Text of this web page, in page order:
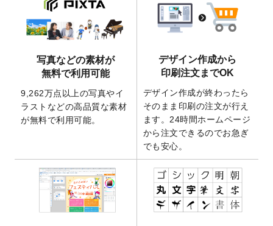
りました！
2025/12/22
【新商品】アクリルキーホルダーが作成で
きるようになりました！
2025/12/22
2026年版4月始まりのカレンダーデザイン
テンプレート
を公開いたしました。
開いたしました。
2025/9/30
【新商品】クリアファイルバッグ が作成で
きるようになりました！
2026年午年の年賀状デザインテンプレート
を公開いたしました。
2025/9/10
喪中はがき・寒中見舞いのデザインテンプ
レートを公開いたしました。
2025/8/1
9,160万点以上の写真やイラスト素材が無料
写真などの素材が
無料で利用可能
9,262万点以上の写真やイ
ラストなどの高品質な素材
が無料で利用可能。
デザイン作成から
印刷注文までOK
デザイン作成が終わったら
そのまま印刷の注文が行え
ます。24時間ホームページ
から注文できるのでお急ぎ
でも安心。